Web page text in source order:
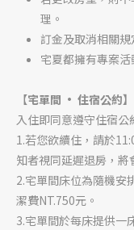
理。
訂金及取消相關
宅夏都擁有專案
【宅單間 • 住宿公約】
入住即同意遵守住宿公
1.若您欲續住，請於
知者視同延遲退房，將
2.宅單間床位為隨機安
潔費NT.750元。
3.宅單間於每床提供一